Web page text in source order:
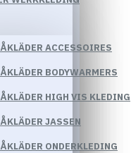
ACCESSOIRES
BODYWARMERS
HIGH VIS KLEDING
JASSEN
ONDERKLEDING